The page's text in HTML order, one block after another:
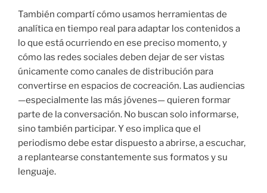
También compartí cómo usamos herramientas de
analítica en tiempo real para adaptar los contenidos a
lo que está ocurriendo en ese preciso momento, y
cómo las redes sociales deben dejar de ser vistas
únicamente como canales de distribución para
convertirse en espacios de cocreación. Las audiencias
—especialmente las más jóvenes— quieren formar
parte de la conversación. No buscan solo informarse,
sino también participar. Y eso implica que el
periodismo debe estar dispuesto a abrirse, a escuchar,
a replantearse constantemente sus formatos y su
lenguaje.